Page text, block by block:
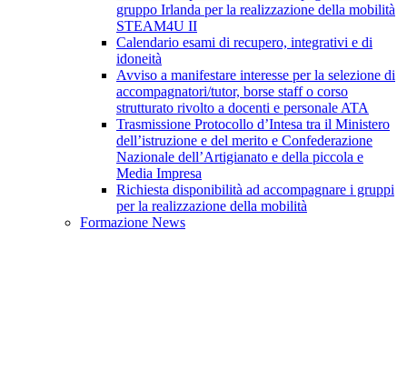
gruppo Irlanda per la realizzazione della mobilità
STEAM4U II
Calendario esami di recupero, integrativi e di
idoneità
Avviso a manifestare interesse per la selezione di
accompagnatori/tutor, borse staff o corso
strutturato rivolto a docenti e personale ATA
Trasmissione Protocollo d’Intesa tra il Ministero
dell’istruzione e del merito e Confederazione
Nazionale dell’Artigianato e della piccola e
Media Impresa
Richiesta disponibilità ad accompagnare i gruppi
per la realizzazione della mobilità
Formazione News